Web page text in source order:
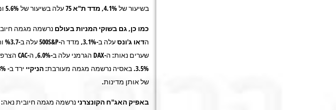
בשיעור של 4.1%
, מדד ת"א 75 עלה בשיעור של 5.6% ומדד
כמו כן, גם בשוקי המניות בעולם נרשמה מגמה
הדאו ג'ונסעלה ב-3.1%, מדד ה- 500S&Pעלה ב-%3.7 וה
שערים נאות: ה-DAX הגרמני עלה ב-6.0%, ה- CAC
3.5%. באסיה נרשמה מגמה מעורבת:
הניקיי ירד ב- 1.8%
של אותן מדינות.
באפיק האג"ח הקונצרני נרשמה מגמה חיובית